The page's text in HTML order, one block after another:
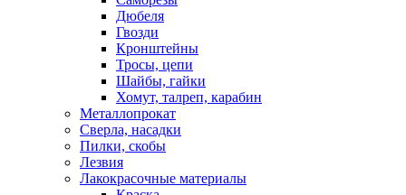
Дюбеля
Гвозди
Кронштейны
Тросы, цепи
Шайбы, гайки
Хомут, талреп, карабин
Металлопрокат
Сверла, насадки
Пилки, скобы
Лезвия
Лакокрасочные материалы